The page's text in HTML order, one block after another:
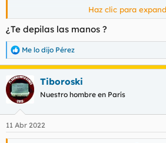
fotos del vehículo policial realizarlas,
temerariamente a sospechas crearlas
policiales:
Ver el archivos adjunto 108120
108121Ver el archivos adjunto 108122
108123
Ver el archivos adjunto 108124
Fotografía creada en el momento
marchaba en movimiento hacia una
Ver el archivos adjunto 108125
Buenos dias
Haz clic para
¿Te depilas las manos ?
R
e
c
c
i
e
s
Me lo dijo Pérez
Tiboroski
Nuestro hombre en París
11 Abr 2022